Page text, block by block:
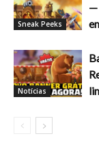
Sneak Peeks
—
Notícias